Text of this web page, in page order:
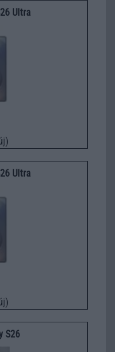
Ultra
Ultra
S26